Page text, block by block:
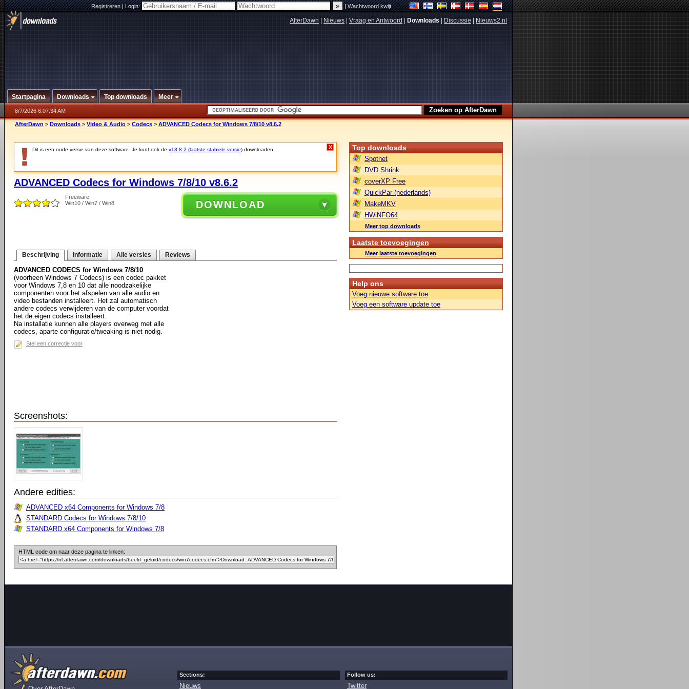
Registreren|Login: |Wachtwoord kwijt
AfterDawn Nieuws Vraag en Antwoord Downloads Discussie Nieuws2.nl
Startpagina Downloads Top downloads Meer
8/7/2026 6:07:34 AM
AfterDawn > Downloads > Video & Audio > Codecs > ADVANCED Codecs for Windows 7/8/10 v8.6.2
Dit is een oude versie van deze software. Je kunt ook de v13.8.2 (laatste stabiele versie) downloaden. X
ADVANCED Codecs for Windows 7/8/10 v8.6.2
Freeware
Win10 / Win7 / Win8
DOWNLOAD
Beschrijving Informatie Alle versies Reviews
ADVANCED CODECS for Windows 7/8/10
(voorheen Windows 7 Codecs) is een codec pakket
voor Windows 7,8 en 10 dat alle noodzakelijke
componenten voor het afspelen van alle audio en
video bestanden installeert. Het zal automatisch
andere codecs verwijderen van de computer voordat
het de eigen codecs installeert.
Na installatie kunnen alle players overweg met alle
codecs, aparte configuratie/tweaking is niet nodig.
Stel een correctie voor
Screenshots:
Andere edities:
ADVANCED x64 Components for Windows 7/8
STANDARD Codecs for Windows 7/8/10
STANDARD x64 Components for Windows 7/8
HTML code om naar deze pagina te linken:
Top downloads
Spotnet
DVD Shrink
coverXP Free
QuickPar (nederlands)
MakeMKV
HWiNFO64
Meer top downloads
Laatste toevoegingen
Meer laatste toevoegingen
Help ons
Voeg nieuwe software toe
Voeg een software update toe
Sections:
Nieuws
Follow us:
Twitter